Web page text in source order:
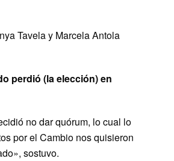
Tavela y Marcela Antola
perdió (la elección) en
no dar quórum, lo cual lo
por el Cambio nos quisieron
sostuvo.